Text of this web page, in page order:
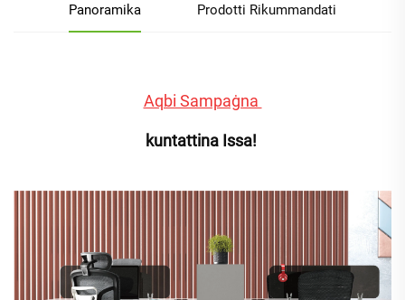
Panoramika Prodotti Rikummandati
Aqbi Sampaġna
kuntattina Issa!